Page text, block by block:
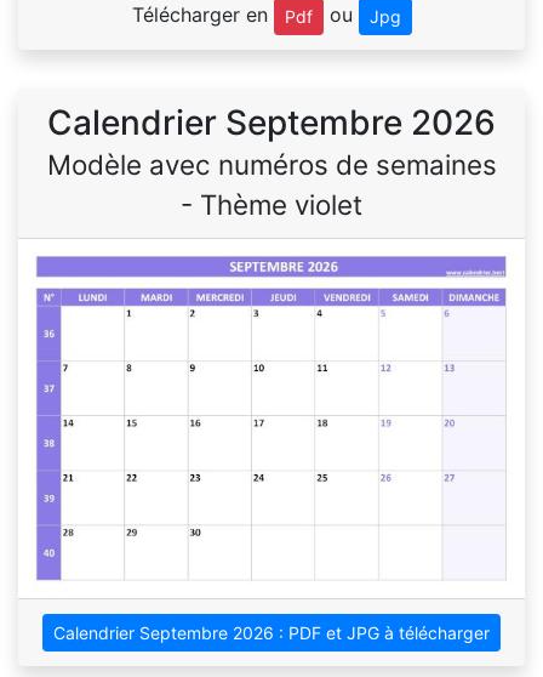
Télécharger en Pdf ou Jpg
Calendrier Septembre 2026
Modèle avec numéros de semaines
- Thème violet
Calendrier Septembre 2026 : PDF et JPG à télécharger